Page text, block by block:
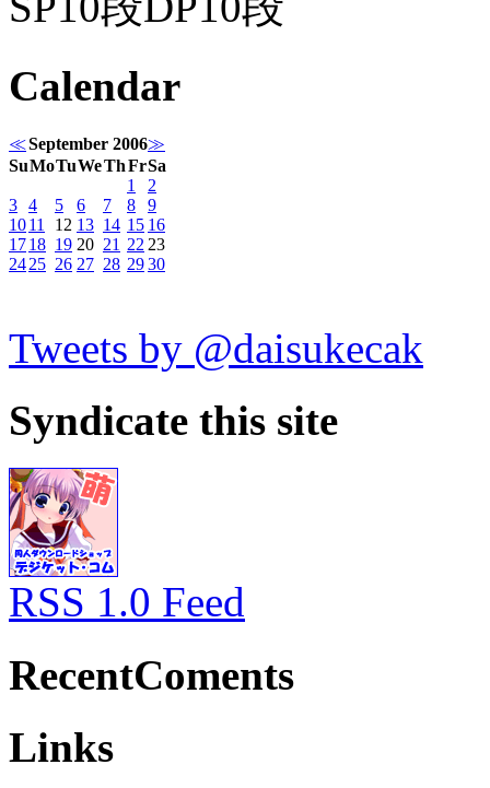
Calendar
≪September 2006≫
SuMoTuWeThFrSa
1
2
3 4 5 6 7 8
9
1011 12 13 14 15 16
1718 19 20 21 22 23
2425 26 27 28 2930
Tweets by @daisukecak
Syndicate this site
RSS 1.0 Feed
RecentComents
Links